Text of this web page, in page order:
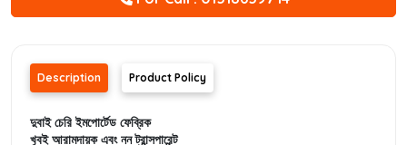
Description Product Policy
দুবাই চেরি ইমপোর্টেড ফেব্রিক
খুবই আরামদায়ক এবং নন ট্রান্সপারেন্ট